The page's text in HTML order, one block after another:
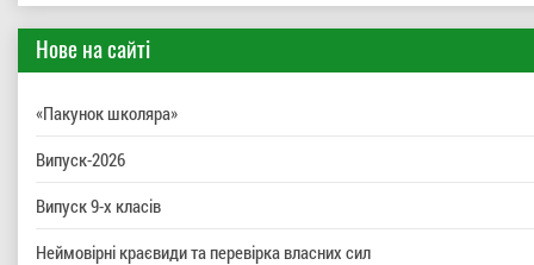
Нове на сайті
«Пакунок школяра»
Випуск-2026
Випуск 9-х класів
Неймовірні краєвиди та перевірка власних сил